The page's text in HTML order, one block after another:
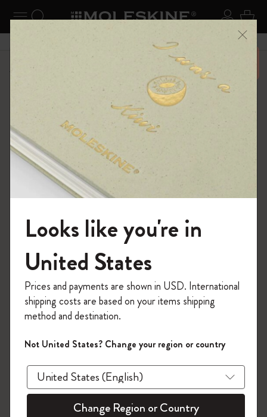
ナビゲーションの切替 ログ
検索 (キーワードなど) カ
6,500円以上のご購入で送料無料 メニ
ーを閉じる
ショップ スケッチ
モレスキンの世界へようこそ
「WELCOME10」を入力すると、初回注
文が10%オフ＋送料無料になります。セ
ール・アウトレット品は適用外。
Moleskineアカウントを作成して限定オフ
ァーや会員特典、さらに多くのインスピ
レーションを手に入れましょう。
今すぐ会員登録 !
Looks like you're in
United States
Prices and payments are shown in USD. International
shipping costs are based on your items shipping
method and destination.
Not United States? Change your region or country
Change Region or Country